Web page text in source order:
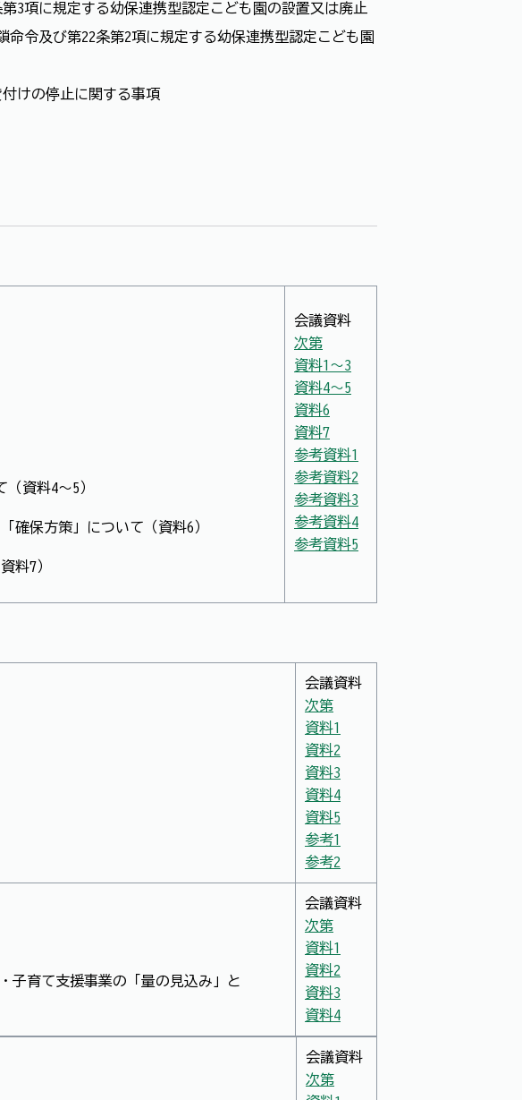
3項に規定する幼保連携型認定こども園の設置又は廃止
令及び第22条第2項に規定する幼保連携型認定こども園
けの停止に関する事項
（資料4～5）
確保方策」について（資料6）
料7）
会議資料
次第
資料1～3
資料4～5
資料6
資料7
参考資料1
参考資料2
参考資料3
参考資料4
参考資料5
会議資料
次第
資料1
資料2
資料3
資料4
資料5
参考1
参考2
子育て支援事業の「量の見込み」と
会議資料
次第
資料1
資料2
資料3
資料4
会議資料
次第